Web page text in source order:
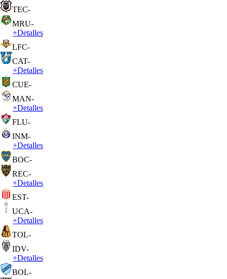
TEC-
MRU-
+Detalles
LFC-
CAT-
+Detalles
CUE-
MAN-
+Detalles
FLU-
INM-
+Detalles
BOC-
REC-
+Detalles
EST-
UCA-
+Detalles
TOL-
IDV-
+Detalles
BOL-